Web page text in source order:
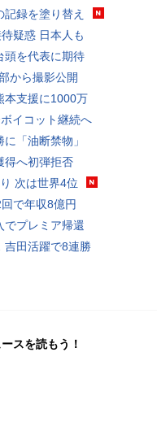
録を塗り替え
疑惑 日本人も
頭を代表に期待
から撮影公開
本支援に1000万
イコット継続へ
「油断禁物」
得へ初弾拒否
次は世界4位
で年収8億円
でプレミア帰還
吉田活躍で8連勝
スを読もう！